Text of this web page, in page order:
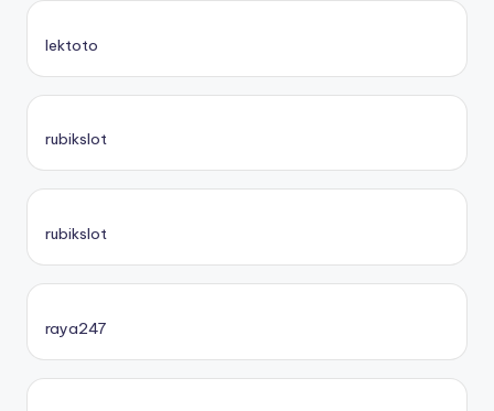
lektoto
rubikslot
rubikslot
raya247